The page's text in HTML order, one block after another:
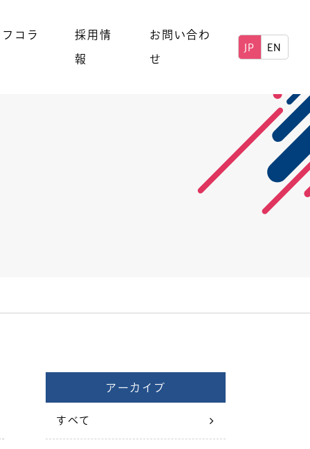
フコラ 採用情
報
お問い合わ
せ
JP EN
アーカイブ
すべて